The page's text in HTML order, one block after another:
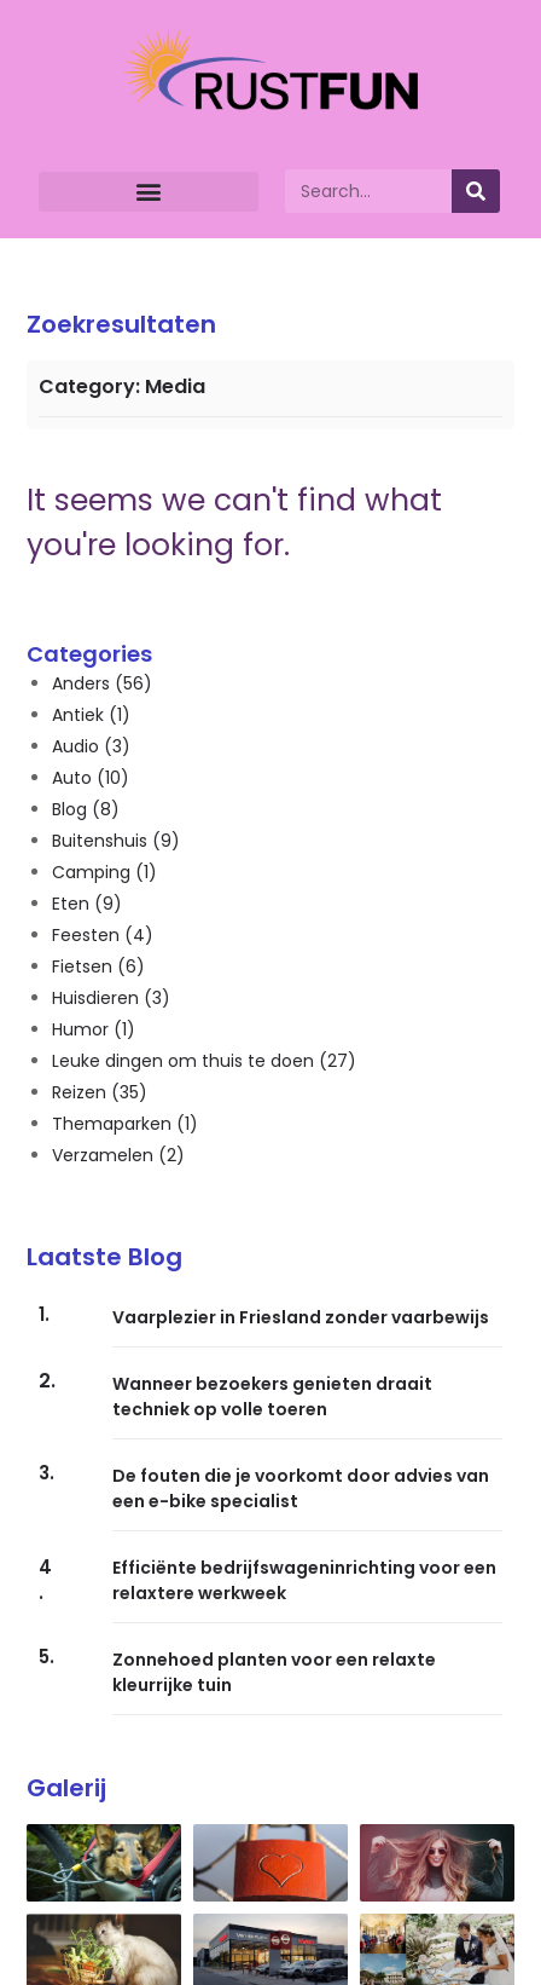
Zoekresultaten
Category: Media
It seems we can't find what
you're looking for.
Categories
Anders (56)
Antiek (1)
Audio (3)
Auto (10)
Blog (8)
Buitenshuis (9)
Camping (1)
Eten (9)
Feesten (4)
Fietsen (6)
Huisdieren (3)
Humor (1)
Leuke dingen om thuis te doen (27)
Reizen (35)
Themaparken (1)
Verzamelen (2)
Laatste Blog
1. Vaarplezier in Friesland zonder vaarbewijs
2.
Wanneer bezoekers genieten draait
techniek op volle toeren
3.
De fouten die je voorkomt door advies van
een e-bike specialist
4
.
Efficiënte bedrijfswageninrichting voor een
relaxtere werkweek
5.
Zonnehoed planten voor een relaxte
kleurrijke tuin
Galerij